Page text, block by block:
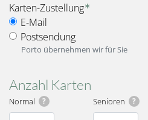
fieldset_for_delivery_options
Karten-Zustellung
E-Mail
Postsendung
Porto übernehmen wir für Sie
Anzahl Karten
?
Normal ?
Senioren